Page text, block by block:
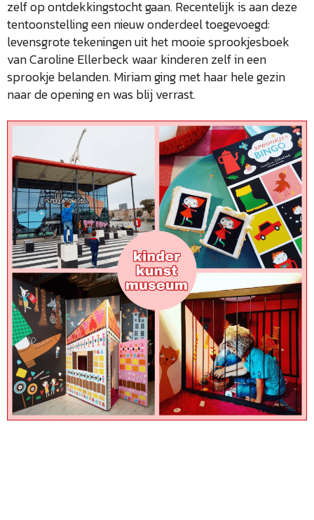
zelf op ontdekkingstocht gaan. Recentelijk is aan deze
tentoonstelling een nieuw onderdeel toegevoegd:
levensgrote tekeningen uit het mooie sprookjesboek
van Caroline Ellerbeck waar kinderen zelf in een
sprookje belanden. Miriam ging met haar hele gezin
naar de opening en was blij verrast.